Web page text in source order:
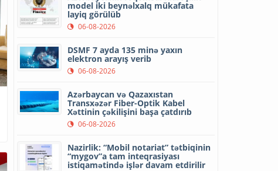
model iki beynəlxalq mükafata
layiq görülüb
06-08-2026
DSMF 7 ayda 135 minə yaxın
elektron arayış verib
06-08-2026
Azərbaycan və Qazaxıstan
Transxəzər Fiber-Optik Kabel
Xəttinin çəkilişini başa çatdırıb
06-08-2026
Nazirlik: “Mobil notariat” tətbiqinin
“mygov”a tam inteqrasiyası
istiqamətində işlər davam etdirilir